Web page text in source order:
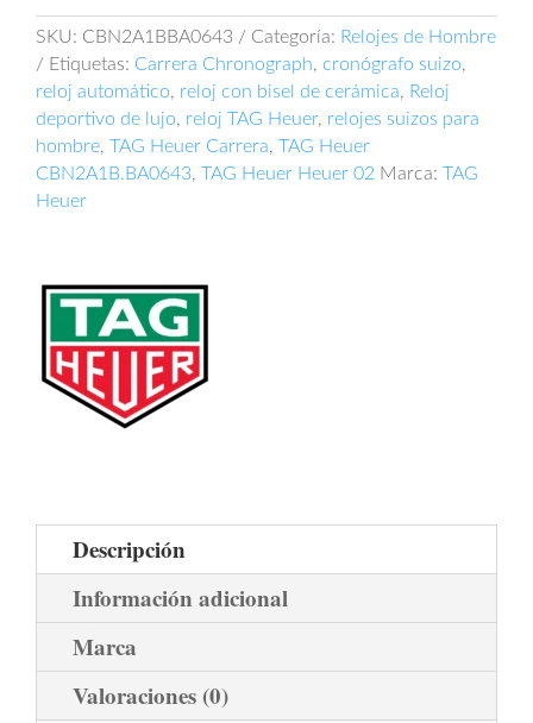
cantidad
SKU: CBN2A1BBA0643 Categoría: Relojes de Hombre
Etiquetas: Carrera Chronograph, cronógrafo suizo,
reloj automático, reloj con bisel de cerámica, Reloj
deportivo de lujo, reloj TAG Heuer, relojes suizos para
hombre, TAG Heuer Carrera, TAG Heuer
CBN2A1B.BA0643, TAG Heuer Heuer 02 Marca: TAG
Heuer
Descripción
Información adicional
Marca
Valoraciones (0)